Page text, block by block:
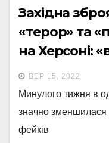
Західна
«терор» та
на Херсоні:
канали
фейки
ВЕР 15, 2022
Минулого тижня в
значно зменшилася
фейків